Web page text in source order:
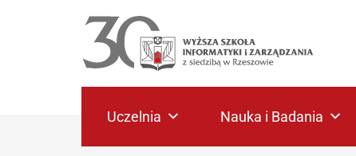
Uczelnia Nauka i Badania